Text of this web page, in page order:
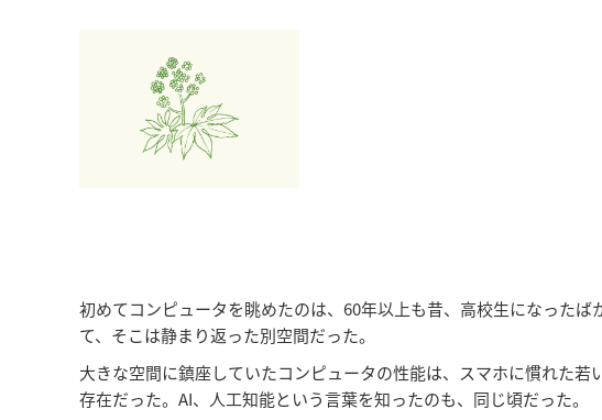
初めてコンピュータを眺めたのは、60年以上も昔、高校生になった
て、そこは静まり返った別空間だった。
大きな空間に鎮座していたコンピュータの性能は、スマホに慣れた
存在だった。AI、人工知能という言葉を知ったのも、同じ頃だった。